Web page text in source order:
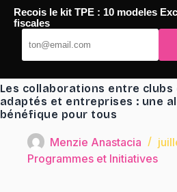
Passer
contenu
TaqTaq
Les collaborations entre clubs
adaptés et entreprises : une
bénéfique pour tous
Menzie Anastacia
Programmes et Initiatives
Recois le kit TPE : 10 modeles
fiscales